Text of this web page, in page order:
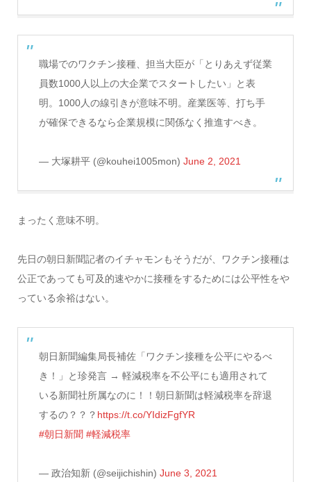
職場でのワクチン接種、担当大臣が「とりあえず従業
員数1000人以上の大企業でスタートしたい」と表
明。1000人の線引きが意味不明。産業医等、打ち手
が確保できるなら企業規模に関係なく推進すべき。
— 大塚耕平 (@kouhei1005mon) June 2, 2021
まったく意味不明。
先日の朝日新聞記者のイチャモンもそうだが、ワクチン接種は
公正であっても可及的速やかに接種をするためには公平性をや
っている余裕はない。
朝日新聞編集局長補佐「ワクチン接種を公平にやるべ
き！」と珍発言 → 軽減税率を不公平にも適用されて
いる新聞社所属なのに！！朝日新聞は軽減税率を辞退
するの？？？ https://t.co/YIdizFgfYR
#朝日新聞 #軽減税率
— 政治知新 (@seijichishin) June 3, 2021